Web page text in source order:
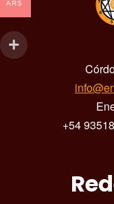
+54
ARS